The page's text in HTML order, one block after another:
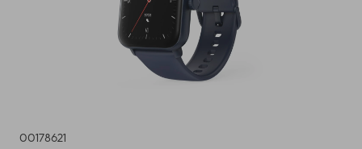
00178621